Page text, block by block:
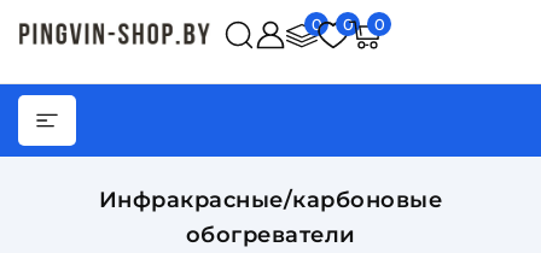
0 0 0
Инфракрасные/карбоновые
обогреватели